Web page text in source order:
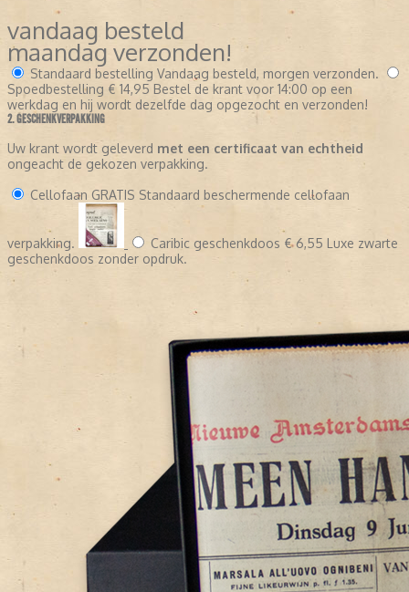
vandaag besteld
maandag verzonden!
Standaard bestelling Vandaag besteld, morgen verzonden.
Spoedbestelling € 14,95 Bestel de krant voor 14:00 op een
werkdag en hij wordt dezelfde dag opgezocht en verzonden!
2. GESCHENKVERPAKKING
Uw krant wordt geleverd met een certificaat van echtheid
ongeacht de gekozen verpakking.
Cellofaan GRATIS Standaard beschermende cellofaan
verpakking. Caribic geschenkdoos € 6,55 Luxe zwarte
geschenkdoos zonder opdruk.